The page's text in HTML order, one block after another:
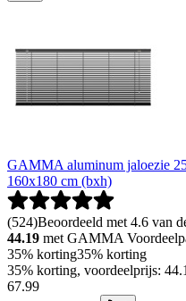
GAMMA aluminum jaloezie
160x180 cm (bxh)
(524)Beoordeeld met 4.6 van
44.19 met GAMMA
35% korting35% korting
35% korting, voordeelprijs:
67.99